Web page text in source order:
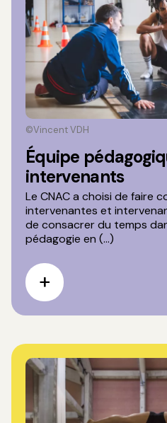
©Vincent VDH
Équipe
intervenants
Le CNAC a choisi de faire
intervenantes et
de consacrer du temps
pédagogie en (...)